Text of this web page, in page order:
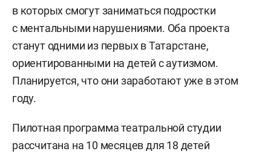
в которых смогут заниматься подростки
с ментальными нарушениями. Оба проекта
станут одними из первых в Татарстане,
ориентированными на детей с аутизмом.
Планируется, что они заработают уже в этом
году.
Пилотная программа театральной студии
рассчитана на 10 месяцев для 18 детей